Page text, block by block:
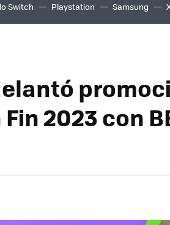
Switch Playstation Samsung
2023 con